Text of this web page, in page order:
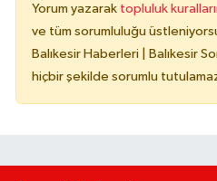
Yorum yazarak topluluk
ve tüm sorumluluğu
Balıkesir Haberleri | Balıkesir
hiçbir şekilde sorumlu